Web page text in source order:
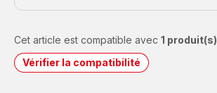
Cet article est compatible avec 1 produit(s)
Vérifier la compatibilité